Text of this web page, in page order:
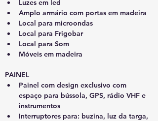
Luzes em led
Amplo armário com portas em madeira
Local para microondas
Local para Frigobar
Local para Som
Móveis em madeira
PAINEL
Painel com design exclusivo com
espaço para bússola, GPS, rádio VHF e
instrumentos
Interruptores para: buzina, luz da targa,